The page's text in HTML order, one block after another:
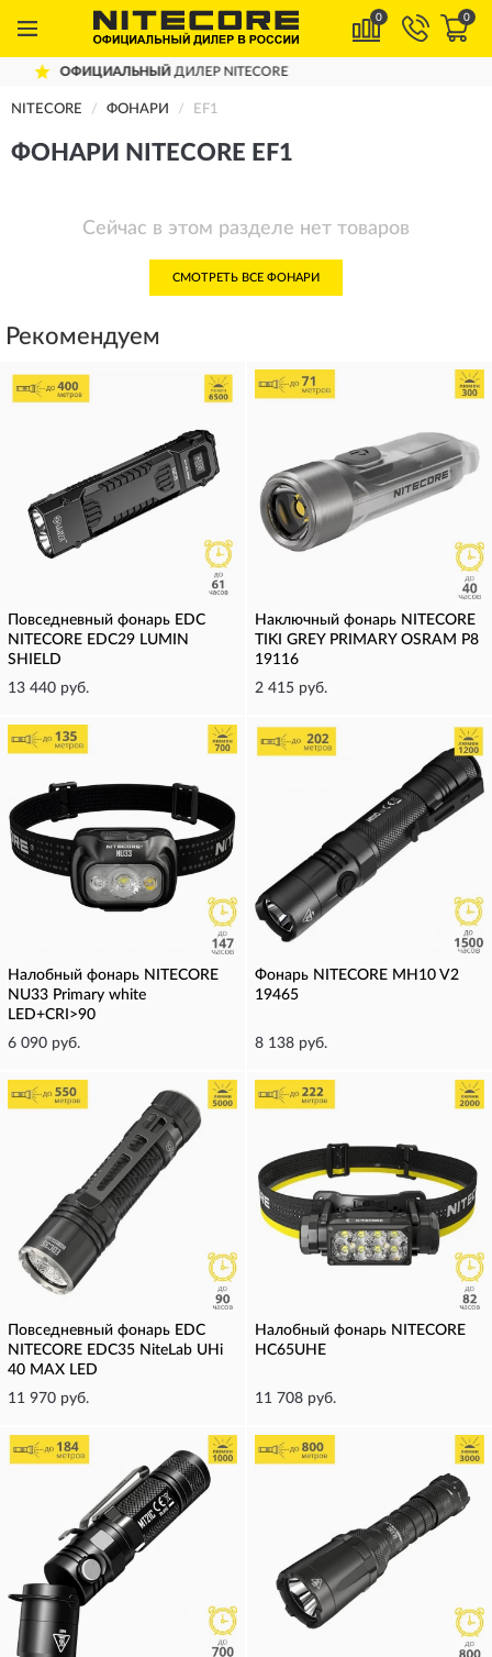
0 0
ДИЛЕР NITECORE
NITECORE ФОНАРИ EF1
ФОНАРИ NITECORE EF1
Сейчас в этом разделе нет товаров
СМОТРЕТЬ ВСЕ ФОНАРИ
Рекомендуем
Повседневный фонарь EDC
NITECORE EDC29 LUMIN
SHIELD
13 440 руб.
Наключный фонарь NITECORE
TIKI GREY PRIMARY OSRAM P8
19116
2 415 руб.
Налобный фонарь NITECORE
NU33 Primary white
LED+CRI>90
6 090 руб.
Фонарь NITECORE MH10 V2
19465
8 138 руб.
Повседневный фонарь EDC
NITECORE EDC35 NiteLab UHi
40 MAX LED
11 970 руб.
Налобный фонарь NITECORE
HC65UHE
11 708 руб.